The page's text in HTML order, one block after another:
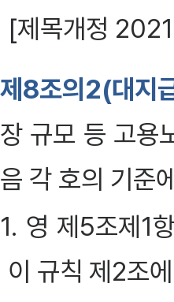
[제목개정
제8조의2(대지
장 규모 등 고용
음 각 호의 기준
1. 영 제5조제1
이 규칙 제2조